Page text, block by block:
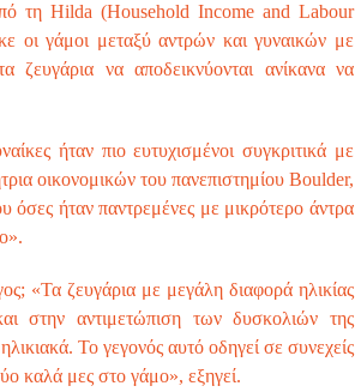
τη Hilda (Household Income and Labour
οι γάμοι μεταξύ αντρών και γυναικών με
ζευγάρια να αποδεικνύονται ανίκανα να
ήταν πιο ευτυχισμένοι συγκριτικά με
οικονομικών του πανεπιστημίου Boulder,
όσες ήταν παντρεμένες με μικρότερο άντρα
«Τα ζευγάρια με μεγάλη διαφορά ηλικίας
στην αντιμετώπιση των δυσκολιών της
Το γεγονός αυτό οδηγεί σε συνεχείς
καλά μες στο γάμο», εξηγεί.